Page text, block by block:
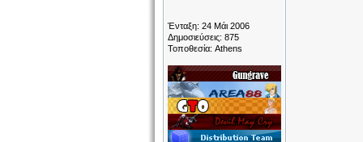
Ένταξη: 24 Μάι 2006
Δημοσιεύσεις: 875
Τοποθεσία: Athens